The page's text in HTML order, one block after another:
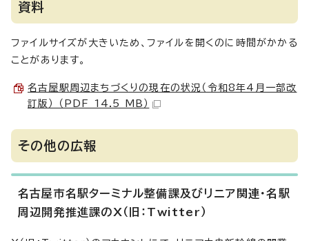
資料
ファイルサイズが大きいため、ファイルを開くのに時間がかかる
ことがあります。
名古屋駅周辺まちづくりの現在の状況（令和8年4月一部改
訂版） （PDF 14.5 MB）
その他の広報
名古屋市名駅ターミナル整備課及びリニア関連・名駅
周辺開発推進課のX（旧：Twitter）